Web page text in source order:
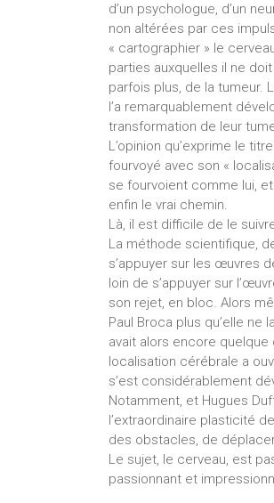
d’un psychologue, d’un
non altérées par ces
« cartographier » le
parties auxquelles il ne
parfois plus, de la tumeur.
l’a remarquablement
transformation de leur
L’opinion qu’exprime le
fourvoyé avec son «
se fourvoient comme lui,
enfin le vrai chemin.
Là, il est difficile de le
La méthode scientifique,
s’appuyer sur les œuvres
loin de s’appuyer sur
son rejet, en bloc. Alors
Paul Broca plus qu’elle
avait alors encore quelque
localisation cérébrale a
s’est considérablement
Notamment, et Hugues
l’extraordinaire plasticité
des obstacles, de
Le sujet, le cerveau, est
passionnant et